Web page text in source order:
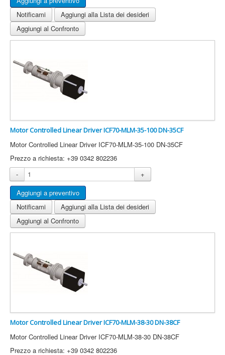
Notificami
Aggiungi alla Lista dei desideri
Aggiungi al Confronto
Motor Controlled Linear Driver ICF70-MLM-35-100 DN-35CF
Motor Controlled Linear Driver ICF70-MLM-35-100 DN-35CF
Prezzo a richiesta: +39 0342 802236
-
+
Notificami
Aggiungi alla Lista dei desideri
Aggiungi al Confronto
Motor Controlled Linear Driver ICF70-MLM-38-30 DN-38CF
Motor Controlled Linear Driver ICF70-MLM-38-30 DN-38CF
Prezzo a richiesta: +39 0342 802236